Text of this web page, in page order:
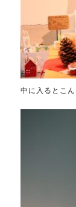
中に入るとこ